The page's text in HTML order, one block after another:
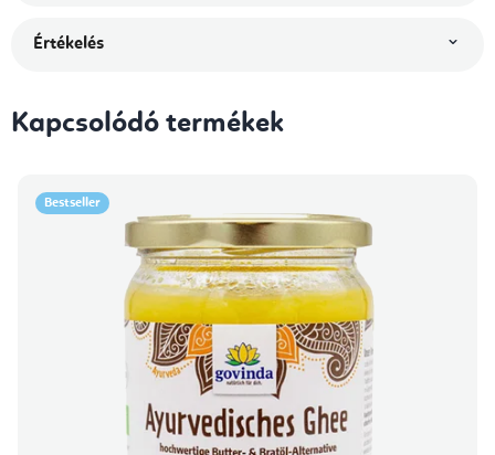
Értékelés
Kapcsolódó termékek
Bestseller